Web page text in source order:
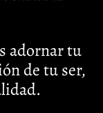
adornar tu
de tu ser,